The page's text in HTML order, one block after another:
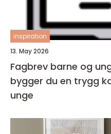
inspiration
13. May 2026
Fagbrev barne og
bygger du en trygg
unge